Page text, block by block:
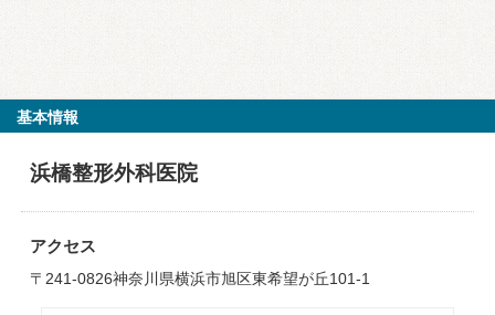
基本情報
浜橋整形外科医院
アクセス
〒241-0826神奈川県横浜市旭区東希望が丘101-1